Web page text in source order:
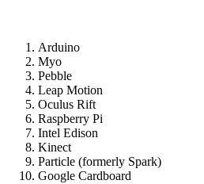
Arduino
Myo
Pebble
Leap Motion
Oculus Rift
Raspberry Pi
Intel Edison
Kinect
Particle (formerly Spark)
Google Cardboard